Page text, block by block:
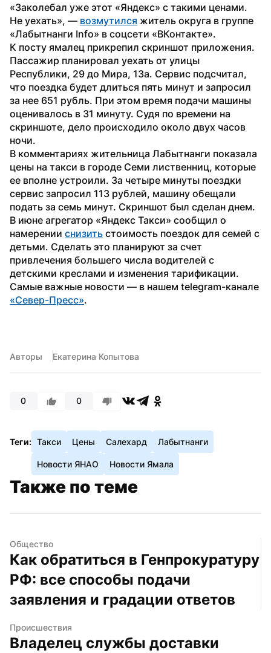
«Заколебал уже этот «Яндекс» с такими ценами.
Не уехать», — возмутился житель округа в группе
«Лабытнанги Info» в соцсети «ВКонтакте».
К посту ямалец прикрепил скриншот приложения.
Пассажир планировал уехать от улицы
Республики, 29 до Мира, 13а. Сервис подсчитал,
что поездка будет длиться пять минут и запросил
за нее 651 рубль. При этом время подачи машины
оценивалось в 31 минуту. Судя по времени на
скриншоте, дело происходило около двух часов
ночи.
В комментариях жительница Лабытнанги показала
цены на такси в городе Семи лиственниц, которые
ее вполне устроили. За четыре минуты поездки
сервис запросил 113 рублей, машину обещали
подать за семь минут. Скриншот был сделан днем.
В июне агрегатор «Яндекс Такси» сообщил о
намерении снизить стоимость поездок для семей с
детьми. Сделать это планируют за счет
привлечения большего числа водителей с
детскими креслами и изменения тарификации.
«Север-Пресс».
Авторы Екатерина Копытова
0 0
Теги: Такси Цены Салехард Лабытнанги
Новости ЯНАО Новости Ямала
Также по теме
Общество
Как обратиться в Генпрокуратуру
РФ: все способы подачи
заявления и градации ответов
Происшествия
Владелец службы доставки